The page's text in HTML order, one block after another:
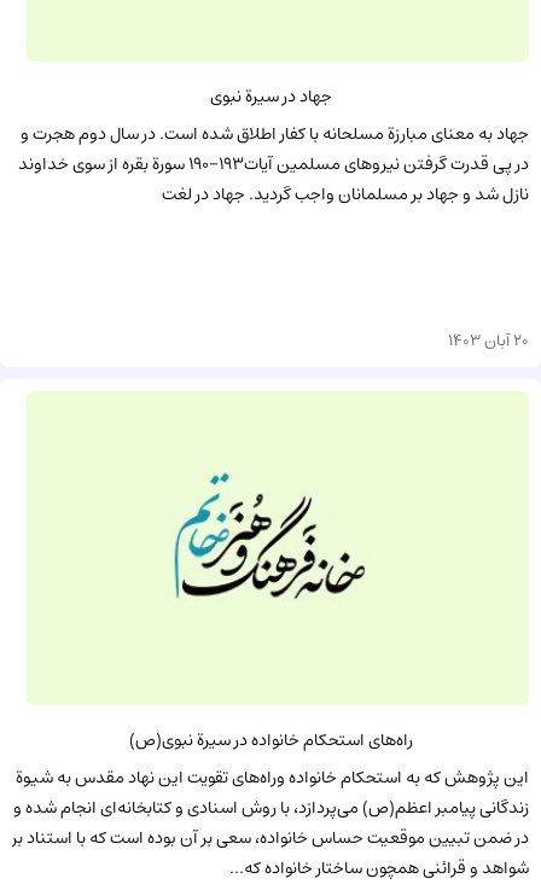
جهاد در سیرة نبوی
جهاد به معنای مبارزة مسلحانه با کفار اطلاق شده است. در سال دوم هجرت و
در پی قدرت گرفتن نیروهای مسلمین آیات۱۹۳-۱۹۰ سورة بقره از سوی خداوند
نازل شد و جهاد بر مسلمانان واجب گردید. جهاد در لغت
20 آبان 1403
راه‌های استحکام خانواده در سیرة نبوی(ص)
این پژوهش که به استحکام خانواده وراه‌های تقویت این نهاد مقدس به شیوة
زندگانی پیامبر اعظم(ص) می‌پردازد، با روش اسنادی و کتابخانه‌ای انجام شده و
در ضمن تبیین موقعیت حساس خانواده، سعی بر آن بوده است که با استناد بر
شواهد و قرائنی همچون ساختار خانواده که...